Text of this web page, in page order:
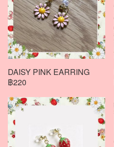
DAISY PINK EARRING
฿220